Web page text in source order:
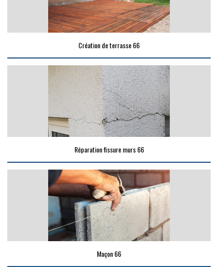
Création de terrasse 66
Réparation fissure murs 66
Maçon 66